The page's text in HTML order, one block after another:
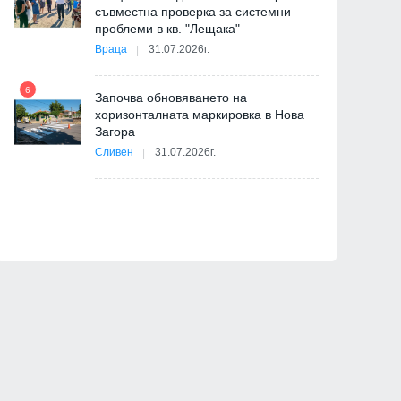
съвместна проверка за системни
проблеми в кв. "Лещака"
Враца 31.07.2026г.
6
Започва обновяването на
хоризонталната маркировка в Нова
Загора
Сливен 31.07.2026г.